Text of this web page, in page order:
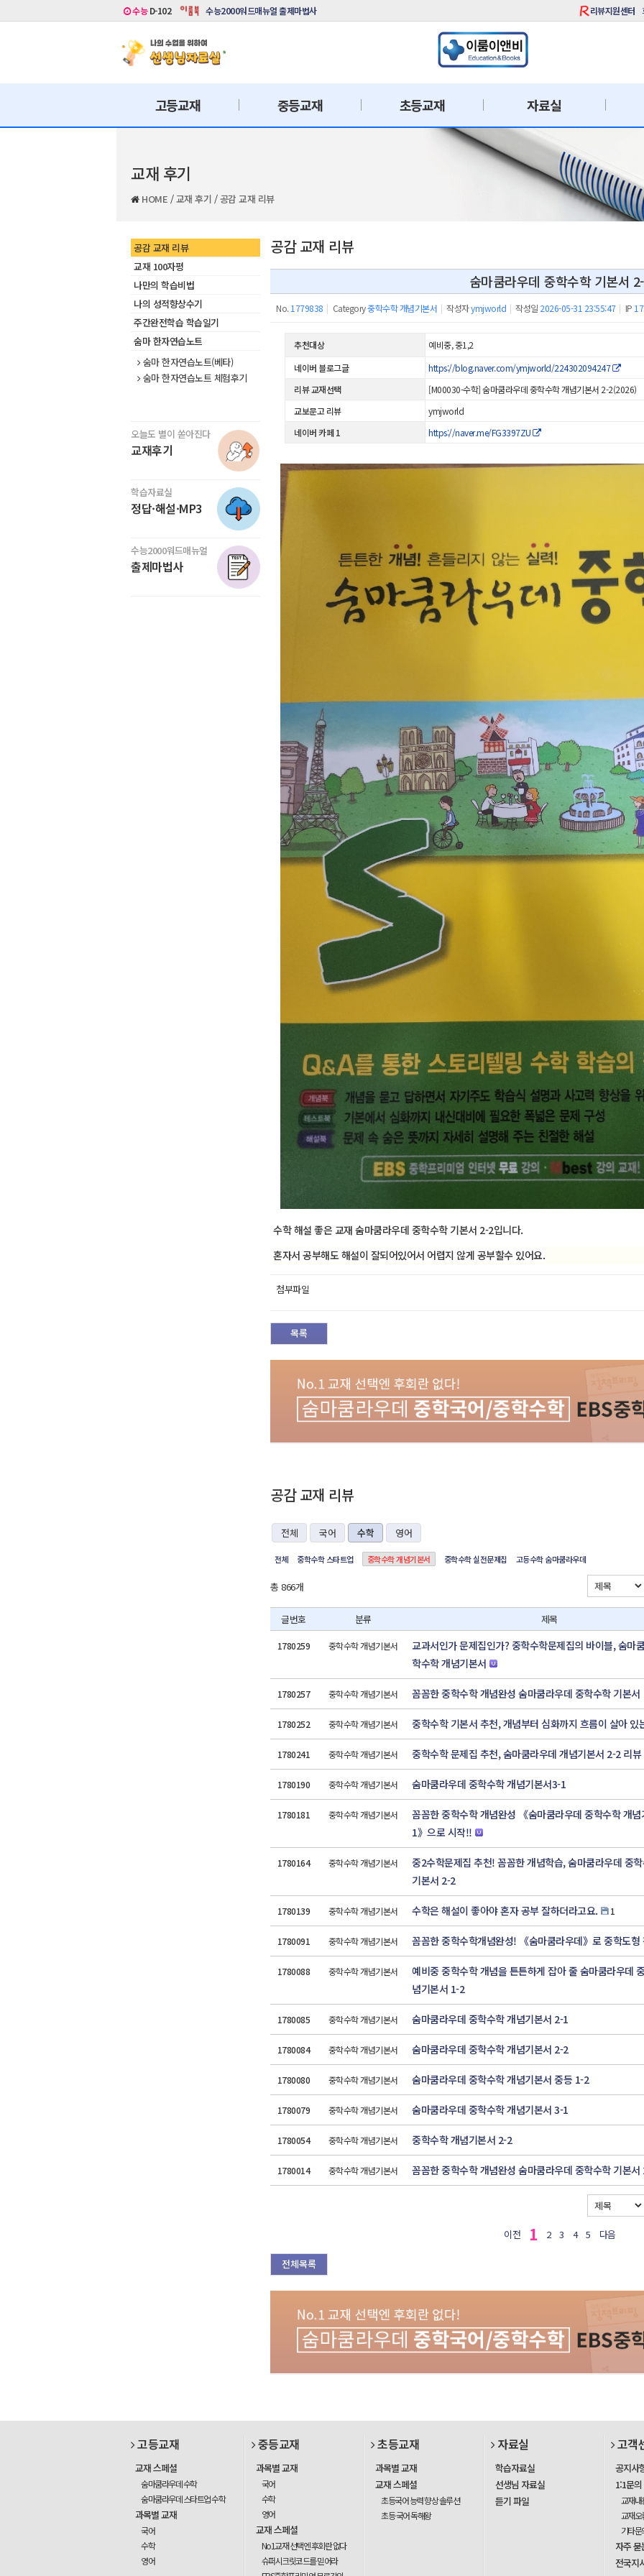
수능D-102 수능2000워드매뉴얼 출제마법사 리뷰지원센터
고등교재 중등교재 초등교재 자료실
교재 후기
HOME /교재 후기 /공감 교재 리뷰
공감 교재 리뷰
교재 100자평
나만의 학습비법
나의 성적향상수기
주간완전학습 학습일기
숨마 한자연습노트
숨마 한자연습노트(베타)
숨마 한자연습노트 체험후기
오늘도 별이 쏟아진다
교재후기
학습자료실
정답·해설·MP3
수능2000워드매뉴얼
출제마법사
공감 교재 리뷰
숨마쿰라우데 중학수학 기본서
No. 1779838 | Category중학수학 개념기본서 | 작성자ymjworld | 작성일 2026-05-31 23:55:47 | IP
추천대상
예비중, 중1,2
네이버 블로그글
https://blog.naver.com/ymjworld/224302094247
리뷰 교재선택
[M00030-수학] 숨마쿰라우데 중학수학 개념기본서 2-2(2026)
교보문고 리뷰
ymjworld
네이버 카페 1
https://naver.me/FG3397ZU
수학 해설 좋은 교재 숨마쿰라우데 중학수학 기본서 2-2입니다.
혼자서 공부해도 해설이 잘되어있어서 어렵지 않게 공부할수 있어요.
첨부파일
목록
공감 교재 리뷰
전체 국어 수학 영어
전체 중학수학 스타트업 중학수학 개념기본서 중학수학 실전문제집 고등수학 숨마쿰라우데
총 866개
글번호 분류 제목
1780259 중학수학 개념기본서
교과서인가 문제집인가? 중학수학문제집의 바이블, 숨마
학수학 개념기본서
1780257 중학수학 개념기본서 꼼꼼한 중학수학 개념완성 숨마쿰라우데 중학수학 기본서
1780252 중학수학 개념기본서 중학수학 기본서 추천, 개념부터 심화까지 흐름이 살아 있
1780241 중학수학 개념기본서 중학수학 문제집 추천, 숨마쿰라우데 개념기본서 2-2 리뷰
1780190 중학수학 개념기본서 숨마쿰라우데 중학수학 개념기본서3-1
1780181 중학수학 개념기본서
꼼꼼한 중학수학 개념완성 《숨마쿰라우데 중학수학 개
1》으로 시작!!
1780164 중학수학 개념기본서
중2수학문제집 추천! 꼼꼼한 개념학습, 숨마쿰라우데 중
기본서 2-2
1780139 중학수학 개념기본서 수학은 해설이 좋아야 혼자 공부 잘하더라고요. 1
1780091 중학수학 개념기본서 꼼꼼한 중학수학개념완성! 《숨마쿰라우데》로 중학도형
1780088 중학수학 개념기본서
예비중 중학수학 개념을 튼튼하게 잡아 줄 숨마쿰라우데
념기본서 1-2
1780085 중학수학 개념기본서 숨마쿰라우데 중학수학 개념기본서 2-1
1780084 중학수학 개념기본서 숨마쿰라우데 중학수학 개념기본서 2-2
1780080 중학수학 개념기본서 숨마쿰라우데 중학수학 개념기본서 중등 1-2
1780079 중학수학 개념기본서 숨마쿰라우데 중학수학 개념기본서 3-1
1780054 중학수학 개념기본서 중학수학 개념기본서 2-2
1780014 중학수학 개념기본서 꼼꼼한 중학수학 개념완성 숨마쿰라우데 중학수학 기본서
이전 1 2 3 4 5 다음
전체목록
고등교재
교재 스페셜
숨마쿰라우데 수학
숨마쿰라우데 스타트업 수학
과목별 교재
국어
수학
영어
중등교재
과목별 교재
국어
수학
영어
교재 스페셜
No1교재 선택엔 후회란 없다
슈퍼시크릿코드를 믿어라
초등교재
과목별 교재
교재 스페셜
초등국어 능력 향상 솔루션
초등 국어 독해왕
자료실
학습자료실
선생님 자료실
듣기 파일
고객
공지사
1:1문의
교재내
교재오
기타문
자주
전국지